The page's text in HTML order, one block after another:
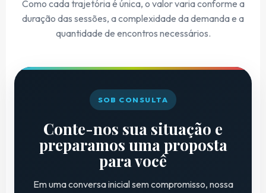
Como cada trajetória é única, o valor varia conforme a
duração das sessões, a complexidade da demanda e a
quantidade de encontros necessários.
SOB CONSULTA
Conte-nos sua situação e
preparamos uma proposta
para você
Em uma conversa inicial sem compromisso, nossa